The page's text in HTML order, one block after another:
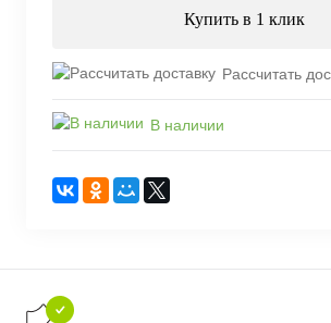
Купить в 1 клик
Рассчитать
В наличии